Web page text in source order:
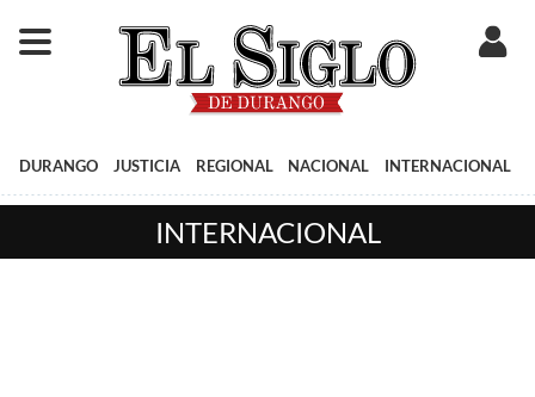
DURANGO JUSTICIA REGIONAL NACIONAL INTERNACIONAL
INTERNACIONAL